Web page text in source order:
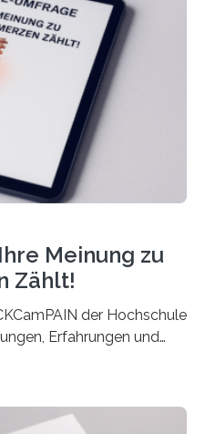
zu niedrig. Zu diesem
des ZEW Mannheim
Frauen unter 30
Meinung zu
Zählt!
der Hochschule
Erfahrungen und
welche Erfahrungen sie